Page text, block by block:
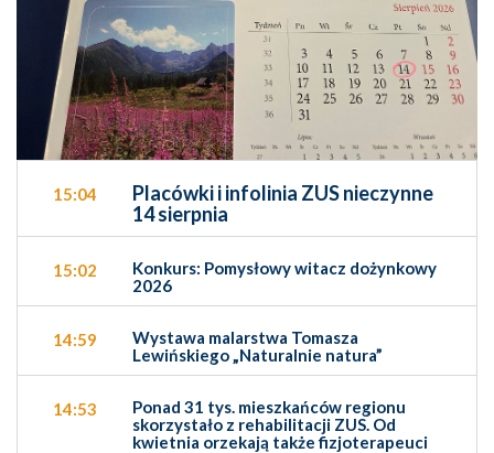
15:04
Placówki i infolinia ZUS nieczynne
14 sierpnia
15:02
Konkurs: Pomysłowy witacz dożynkowy
2026
14:59
Wystawa malarstwa Tomasza
Lewińskiego „Naturalnie natura”
14:53
Ponad 31 tys. mieszkańców regionu
skorzystało z rehabilitacji ZUS. Od
kwietnia orzekają także fizjoterapeuci